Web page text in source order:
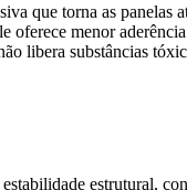
que torna as panelas
oferece menor
libera substâncias
estrutural,